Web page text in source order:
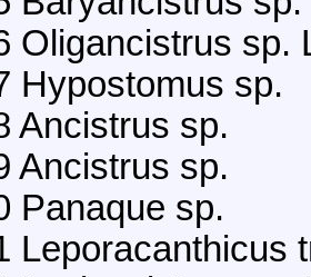
Oligancistrus sp.
Hypostomus sp.
Ancistrus sp.
Ancistrus sp.
Panaque sp.
Leporacanthicus